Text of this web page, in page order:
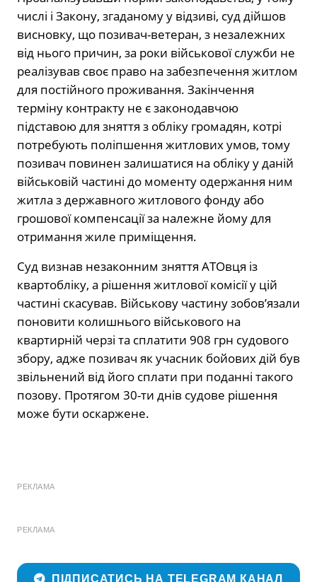
числі і Закону, згаданому у відзиві, суд дійшов
висновку, що позивач-ветеран, з незалежних
від нього причин, за роки військової служби не
реалізував своє право на забезпечення житлом
для постійного проживання. Закінчення
терміну контракту не є законодавчою
підставою для зняття з обліку громадян, котрі
потребують поліпшення житлових умов, тому
позивач повинен залишатися на обліку у даній
військовій частині до моменту одержання ним
житла з державного житлового фонду або
грошової компенсації за належне йому для
отримання жиле приміщення.
Суд визнав незаконним зняття АТОвця із
квартобліку, а рішення житлової комісії у цій
частині скасував. Військову частину зобов’язали
поновити колишнього військового на
квартирній черзі та сплатити 908 грн судового
збору, адже позивач як учасник бойових дій був
звільнений від його сплати при поданні такого
позову. Протягом 30-ти днів судове рішення
може бути оскаржене.
РЕКЛАМА
РЕКЛАМА
ПІДПИСАТИСЬ НА TELEGRAM КАНАЛ